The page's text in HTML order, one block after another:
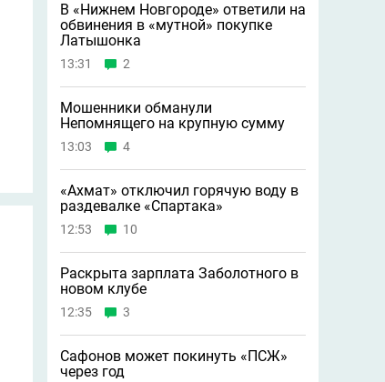
В «Нижнем Новгороде» ответили на
обвинения в «мутной» покупке
Латышонка
13:31 2
Мошенники обманули
Непомнящего на крупную сумму
13:03 4
«Ахмат» отключил горячую воду в
раздевалке «Спартака»
12:53 10
Раскрыта зарплата Заболотного в
новом клубе
12:35 3
Сафонов может покинуть «ПСЖ»
через год